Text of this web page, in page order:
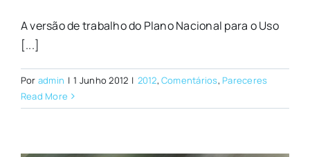
A versão de trabalho do Plano Nacional para o Uso
[...]
Por admin | 1 Junho 2012 | 2012,Comentários, Pareceres
Read More